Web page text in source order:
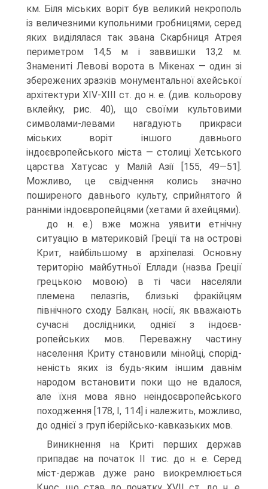
км. Біля міських воріт був великий некрополь
із ве­личезними купольними гробницями, серед
яких виділялася так звана Скарбниця Атрея
периметром 14,5 м і заввишки 13,2 м.
Знамениті Левові ворота в Мікенах — один зі
збережених зразків монументальної ахейської
архітектури XIV-XIII ст. до н. е. (див. кольорову
вклейку, рис. 40), що своїми культовими
символами-ле­вами нагадують прикраси
міських воріт іншого давнього
індоєвропейського міста — столиці Хетського
царства Хатусас у Малій Азії [155, 49—51].
Можливо, це свідчення колись значно
поширеного давнього культу, сприйнятого й
ранніми індоєвропейцями (хетами й ахейцями).
до н. е.) вже можна уявити етнічну
ситуацію в материковій Греції та на острові
Крит, найбільшому в архіпелазі. Основну
територію майбутньої Еллади (назва Греції
грецькою мовою) в ті часи населяли
племена пелазгів, близькі фракійцям
північного сходу Балкан, носії, як вважають
сучасні дослідники, однієї з індоєв­
ропейських мов. Переважну частину
населення Криту становили мінойці, спорід­
неність яких із будь-яким іншим давнім
народом встановити поки що не вдалося,
але їхня мова явно неіндоєвропейського
походження [178, I, 114] і належить, можливо,
до однієї з груп іберійсько-кавказьких мов.
Виникнення на Криті перших держав
припадає на початок II тис. до н. е. Серед
міст-держав дуже рано виокремлюється